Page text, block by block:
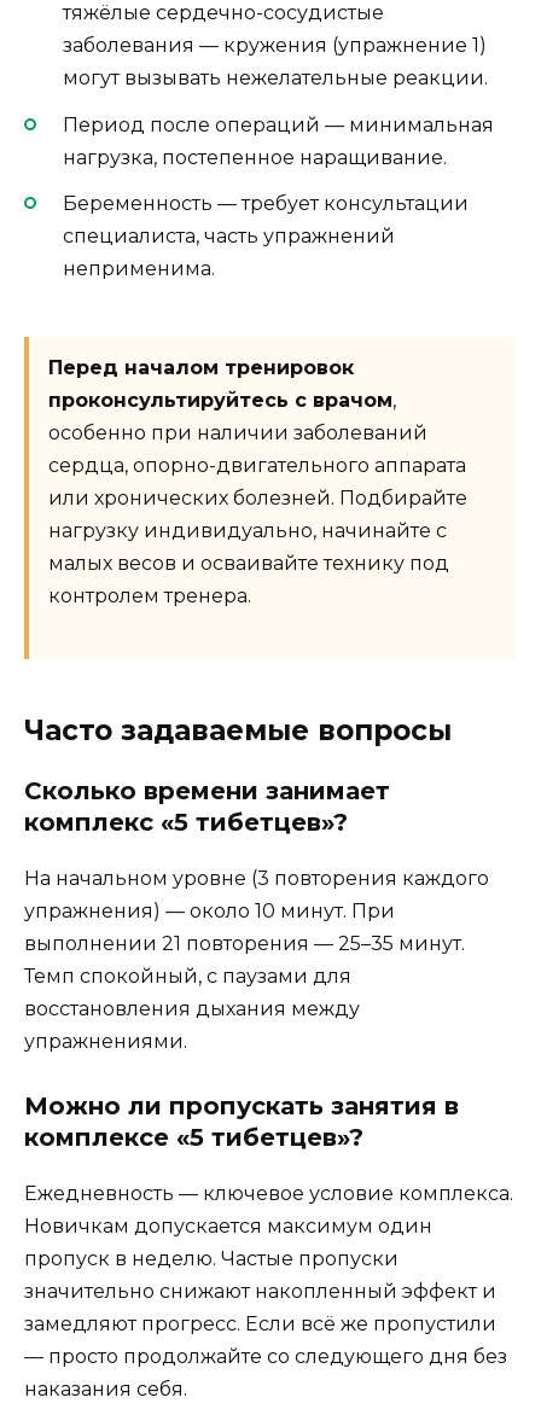
тяжёлые сердечно-сосудистые
заболевания — кружения (упражнение 1)
могут вызывать нежелательные реакции.
Период после операций — минимальная
нагрузка, постепенное наращивание.
Беременность — требует консультации
специалиста, часть упражнений
неприменима.
Перед началом тренировок
проконсультируйтесь с врачом,
особенно при наличии заболеваний
сердца, опорно-двигательного аппарата
или хронических болезней. Подбирайте
нагрузку индивидуально, начинайте с
малых весов и осваивайте технику под
контролем тренера.
Часто задаваемые вопросы
Сколько времени занимает
комплекс «5 тибетцев»?
На начальном уровне (3 повторения каждого
упражнения) — около 10 минут. При
выполнении 21 повторения — 25–35 минут.
Темп спокойный, с паузами для
восстановления дыхания между
упражнениями.
Можно ли пропускать занятия в
комплексе «5 тибетцев»?
Ежедневность — ключевое условие комплекса.
Новичкам допускается максимум один
пропуск в неделю. Частые пропуски
значительно снижают накопленный эффект и
замедляют прогресс. Если всё же пропустили
— просто продолжайте со следующего дня без
наказания себя.